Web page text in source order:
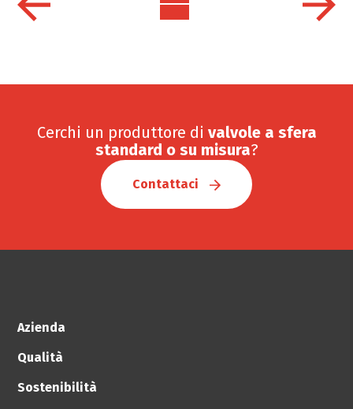
Cerchi un produttore di valvole a sfera
standard o su misura?
Contattaci
Azienda
Qualità
Sostenibilità